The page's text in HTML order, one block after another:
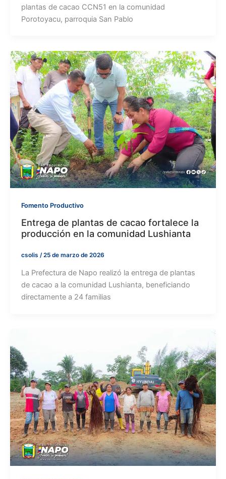
plantas de cacao CCN51 en la comunidad
Porotoyacu, parroquia San Pablo
Fomento Productivo
Entrega de plantas de cacao fortalece la
producción en la comunidad Lushianta
csolis /25 de marzo de 2026
La Prefectura de Napo realizó la entrega de plantas
de cacao a la comunidad Lushianta, beneficiando
directamente a 24 familias